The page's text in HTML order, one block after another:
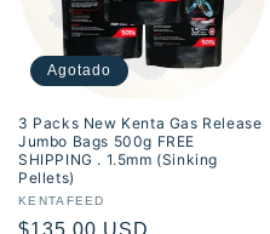
Agotado
3 Packs New Kenta Gas Release
Jumbo Bags 500g FREE
SHIPPING . 1.5mm (Sinking
Pellets)
Proveedor:
KENTAFEED
Precio
$135.00 USD